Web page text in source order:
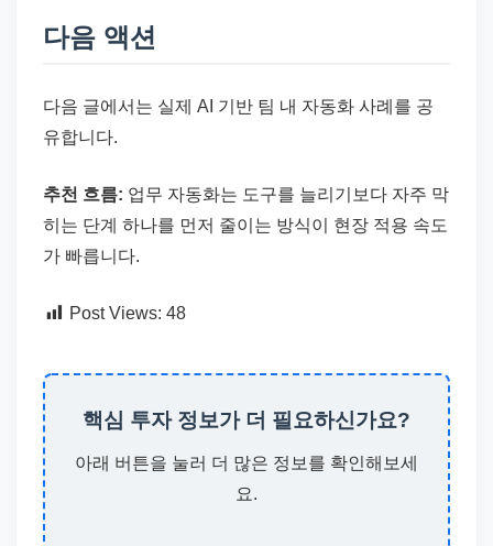
다음 액션
다음 글에서는 실제 AI 기반 팀 내 자동화 사례를 공
유합니다.
추천 흐름: 업무 자동화는 도구를 늘리기보다 자주 막
히는 단계 하나를 먼저 줄이는 방식이 현장 적용 속도
가 빠릅니다.
Post Views: 48
핵심 투자 정보가 더 필요하신가요?
아래 버튼을 눌러 더 많은 정보를 확인해보세
요.